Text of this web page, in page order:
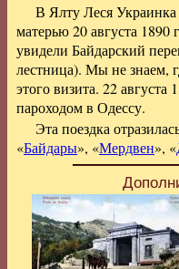
В Ялту Леся Украинка
матерью 20 августа 1890
увидели Байдарский
лестница). Мы не знаем,
этого визита. 22
пароходом в Одессу.
Эта поездка
«Байдары», «Мердвен», «